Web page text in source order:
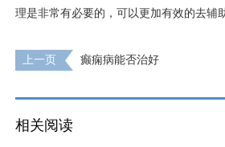
理是非常有必要的，可以更加有效的去辅
上一页 癫痫病能否治好
相关阅读